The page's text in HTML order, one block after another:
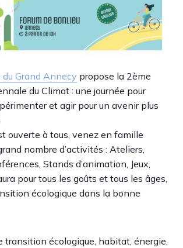
Grand Annecy propose la 2ème
du Climat : une journée pour
et agir pour un avenir plus
ouverte à tous, venez en famille
nombre d’activités : Ateliers,
Stands d’animation, Jeux,
pour tous les goûts et tous les âges,
écologique dans la bonne
transition écologique, habitat, énergie,